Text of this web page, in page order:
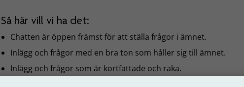
Så här vill vi ha det:
Chatten är öppen främst för att ställa frågor i ämnet.
Inlägg och frågor med en bra ton som håller sig till ämnet.
Inlägg och frågor som är kortfattade och raka.